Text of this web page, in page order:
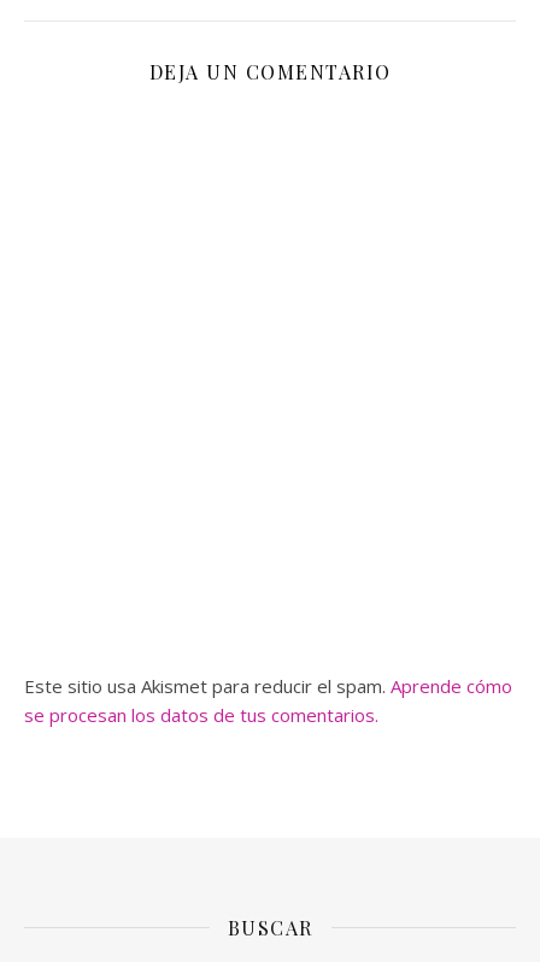
DEJA UN COMENTARIO
Este sitio usa Akismet para reducir el spam. Aprende cómo
se procesan los datos de tus comentarios.
BUSCAR